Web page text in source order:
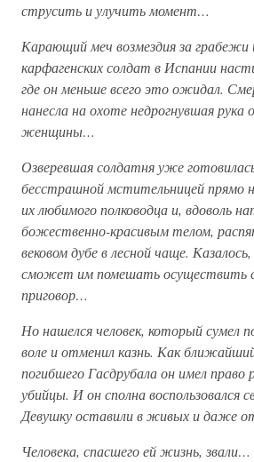
струсить и улучить момент…
Карающий меч возмездия за грабежи
карфагенских солдат в Испании
где он меньше всего это ожидал.
нанесла на охоте недрогнувшая рука
женщины…
Озверевшая солдатня уже
бесстрашной мстительницей прямо
их любимого полководца и, вдоволь
божественно-красивым телом,
вековом дубе в лесной чаще.
сможет им помешать осуществить
приговор…
Но нашелся человек, который сумел
воле и отменил казнь. Как
погибшего Гасдрубала он имел право
убийцы. И он сполна воспользовался
Девушку оставили в живых и даже
Человека, спасшего ей жизнь,